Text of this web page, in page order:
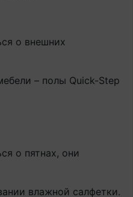
о внешних
– полы Quick-Step
о пятнах, они
влажной салфетки.